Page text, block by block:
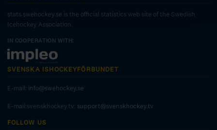
stats.swehockey.se is the official statistics web site of the Swedish
Icehockey Association.
IN COOPERATION WITH:
SVENSKA ISHOCKEYFÖRBUNDET
E-mail: info@swehockey.se
E-mail:svenskhockey.tv: support@svenskhockey.tv
FOLLOW US